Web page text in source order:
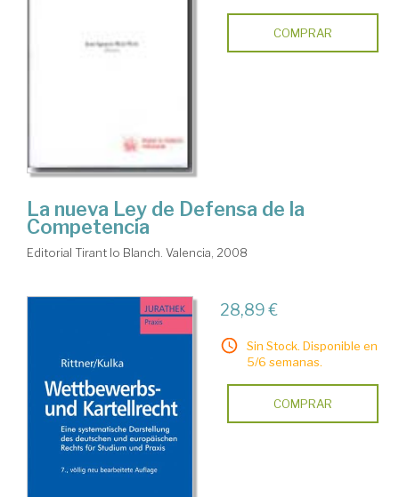
COMPRAR
La nueva Ley de Defensa de la
Competencia
Editorial Tirant lo Blanch. Valencia, 2008
28,89 €
Sin Stock. Disponible en
5/6 semanas.
COMPRAR